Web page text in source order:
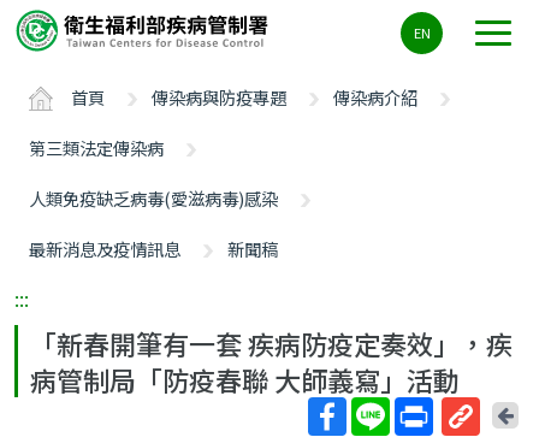
要
ALT+C
EN
首頁 傳染病與防疫專題
傳染病介紹
第三類法定傳染病
人類免疫缺乏病毒(愛滋病毒)感染
最新消息及疫情訊息
新聞稿
:::
「新春開筆有一套 疾病防疫定奏效」，疾
病管制局「防疫春聯 大師義寫」活動
回